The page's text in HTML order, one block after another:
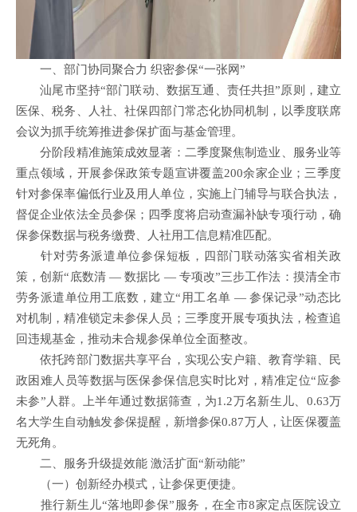
一、部门协同聚合力 织密参保“一张网”
汕尾市坚持“部门联动、数据互通、责任共担”原则，建立
医保、税务、人社、社保四部门常态化协同机制，以季度联席
会议为抓手统筹推进参保扩面与基金管理。
分阶段精准施策成效显著：二季度聚焦制造业、服务业等
重点领域，开展参保政策专题宣讲覆盖200余家企业；三季度
针对参保率偏低行业及用人单位，实施上门辅导与联合执法，
督促企业依法全员参保；四季度将启动查漏补缺专项行动，确
保参保数据与税务缴费、人社用工信息精准匹配。
针对劳务派遣单位参保短板，四部门联动落实省相关政
策，创新“底数清 — 数据比 — 专项改”三步工作法：摸清全市
劳务派遣单位用工底数，建立“用工名单 — 参保记录”动态比
对机制，精准锁定未参保人员；三季度开展专项执法，检查追
回违规基金，推动未合规参保单位全面整改。
依托跨部门数据共享平台，实现公安户籍、教育学籍、民
政困难人员等数据与医保参保信息实时比对，精准定位“应参
未参”人群。上半年通过数据筛查，为1.2万名新生儿、0.63万
名大学生自动触发参保提醒，新增参保0.87万人，让医保覆盖
无死角。
二、服务升级提效能 激活扩面“新动能”
（一）创新经办模式，让参保更便捷。
推行新生儿“落地即参保”服务，在全市8家定点医院设立